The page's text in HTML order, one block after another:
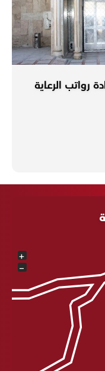
رواتب الرعاية
+
−